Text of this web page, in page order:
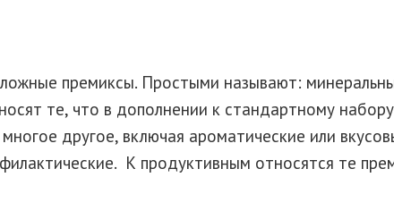
премиксы. Простыми называют:
те, что в дополнении к стандартному
другое, включая ароматические или
К продуктивным относятся те